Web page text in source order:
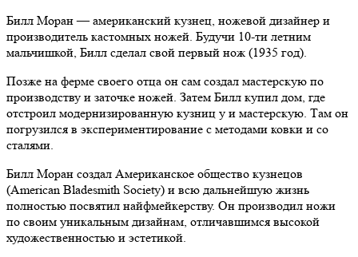
Билл Моран — американский кузнец, ножевой дизайнер и
производитель кастомных ножей. Будучи 10-ти летним
мальчишкой, Билл сделал свой первый нож (1935 год).
Позже на ферме своего отца он сам создал мастерскую по
производству и заточке ножей. Затем Билл купил дом, где
отстроил модернизированную кузниц у и мастерскую. Там он
погрузился в экспериментирование с методами ковки и со
сталями.
Билл Моран создал Американское общество кузнецов
(American Bladesmith Society) и всю дальнейшую жизнь
полностью посвятил найфмейкерству. Он производил ножи
по своим уникальным дизайнам, отличавшимся высокой
художественностью и эстетикой.